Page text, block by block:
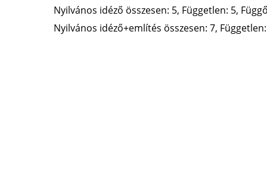
Nyilvános idéző összesen: 5, Független: 5,
Nyilvános idéző+említés összesen: 7,